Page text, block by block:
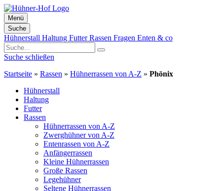
Menü
Suche
Zum
Inhalt
springen
Hühnerstall Haltung FutterRassen Fragen Enten & co
Suche schließen
Startseite » Rassen » Hühnerrassen von A-Z » Phönix
Hühnerstall
Haltung
Futter
Rassen
Hühnerrassen von A-Z
Zwerghühner von A-Z
Entenrassen von A-Z
Anfängerrassen
Kleine Hühnerrassen
Große Rassen
Legehühner
Seltene Hühnerrassen